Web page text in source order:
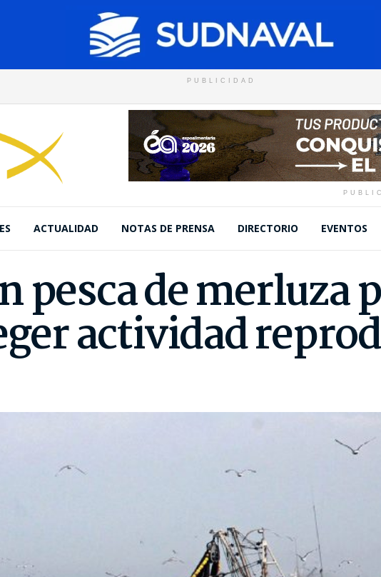
PUBLICIDAD
ACTUALIDAD NOTAS DE PRENSA DIRECTORIO EVENTOS
pesca de merluza
actividad